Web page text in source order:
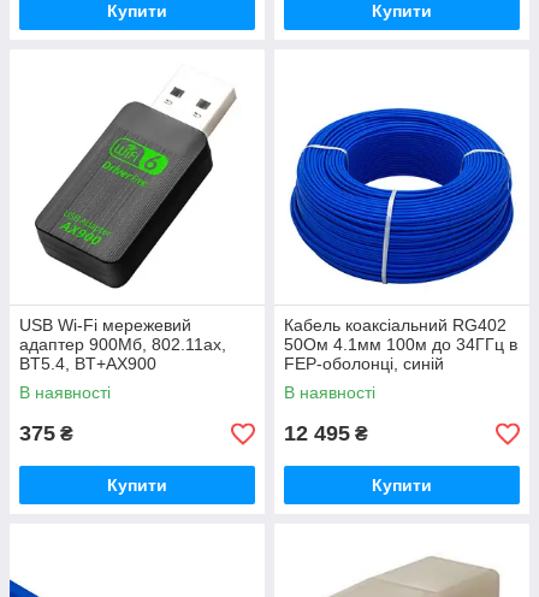
Купити Купити
USB Wi-Fi мережевий
адаптер 900Мб, 802.11ax,
BT5.4, BT+AX900
В наявності
375 ₴
Купити
Кабель коаксіальний RG402
50Ом 4.1мм 100м до 34ГГц в
FEP-оболонці, синій
В наявності
12 495 ₴
Купити